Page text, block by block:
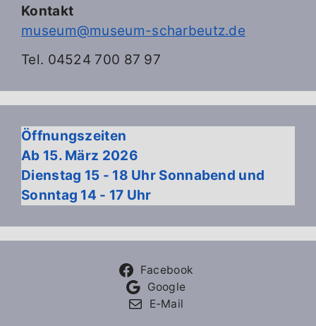
Kontakt
museum@museum-scharbeutz.de
Tel. 04524 700 87 97
Öffnungszeiten
Ab 15. März 2026
Dienstag 15 - 18 Uhr Sonnabend und
Sonntag 14 - 17 Uhr
Facebook
Google
E-Mail